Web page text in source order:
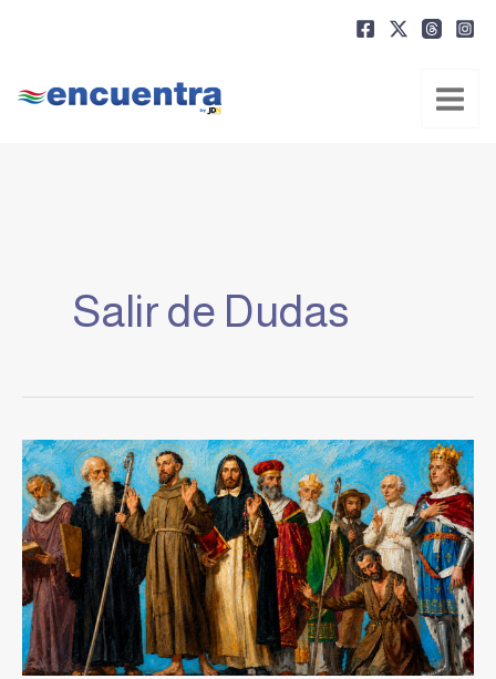
Salir de Dudas
¿Qué
sentido
tiene
cultivar
la
devoción
a
un
santo?